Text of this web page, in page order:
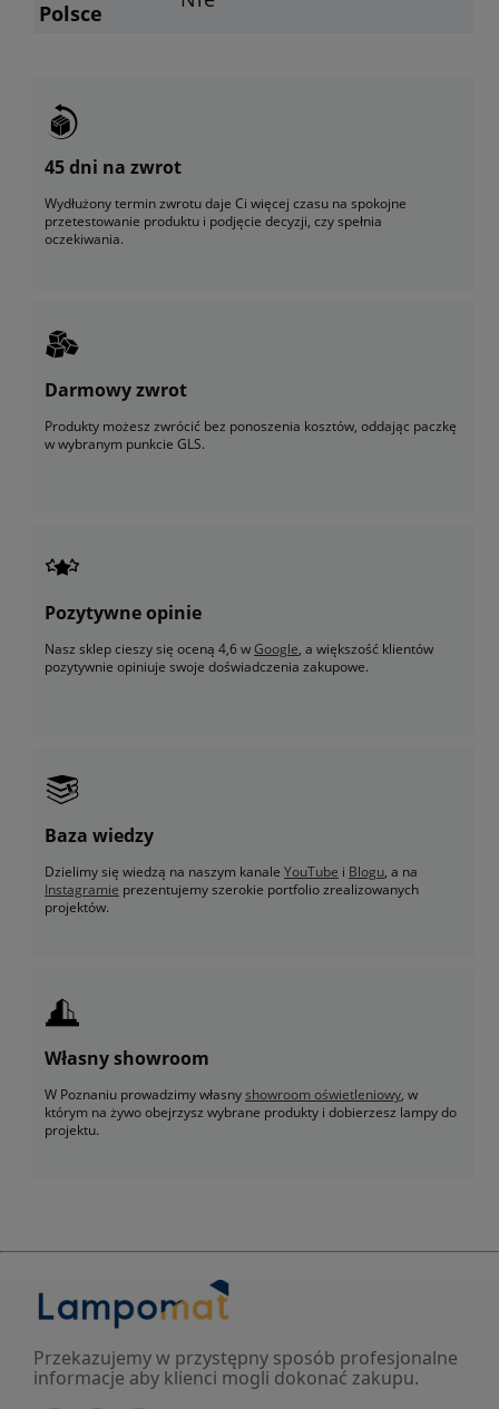
Polsce
45 dni na zwrot
Wydłużony termin zwrotu daje Ci więcej czasu na spokojne
przetestowanie produktu i podjęcie decyzji, czy spełnia
oczekiwania.
Darmowy zwrot
Produkty możesz zwrócić bez ponoszenia kosztów, oddając paczkę
w wybranym punkcie GLS.
Pozytywne opinie
Nasz sklep cieszy się oceną 4,6 wGoogle, a większość klientów
pozytywnie opiniuje swoje doświadczenia zakupowe.
Baza wiedzy
Dzielimy się wiedzą na naszym kanale YouTube i Blogu, a na
Instagramie prezentujemy szerokie portfolio zrealizowanych
projektów.
Własny showroom
W Poznaniu prowadzimy własnyshowroom oświetleniowy, w
którym na żywo obejrzysz wybrane produkty i dobierzesz lampy do
projektu.
Przekazujemy w przystępny sposób profesjonalne
informacje aby klienci mogli dokonać zakupu.